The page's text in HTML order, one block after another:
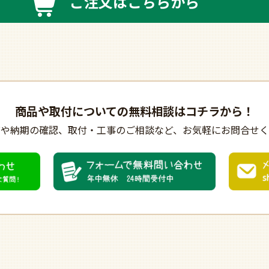
商品や取付についての無料相談はコチラから！
納期の確認、 取付・工事のご相談など、 お気軽にお問合せ